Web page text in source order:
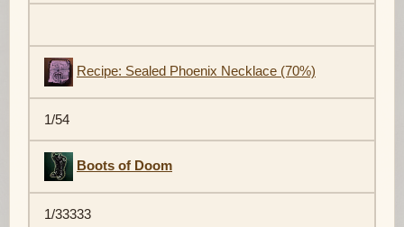
Recipe: Sealed Phoenix Necklace (70%)
1/54
Boots of Doom
1/33333